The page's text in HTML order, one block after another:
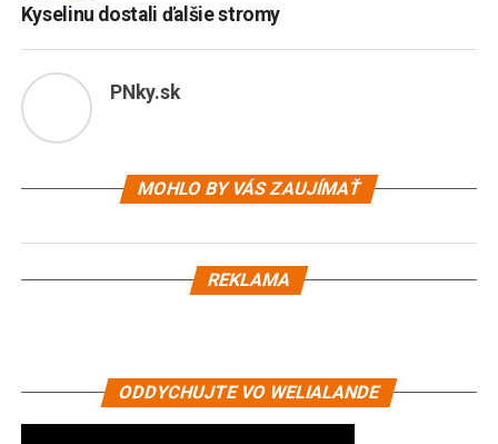
Kyselinu dostali ďalšie stromy
PNky.sk
MOHLO BY VÁS ZAUJÍMAŤ
REKLAMA
ODDYCHUJTE VO WELIALANDE